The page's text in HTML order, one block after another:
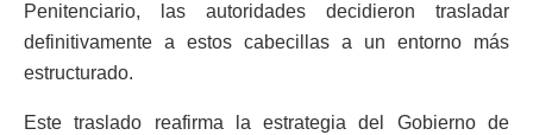
Penitenciario, las autoridades decidieron trasladar
definitivamente a estos cabecillas a un entorno más
estructurado.
Este traslado reafirma la estrategia del Gobierno de